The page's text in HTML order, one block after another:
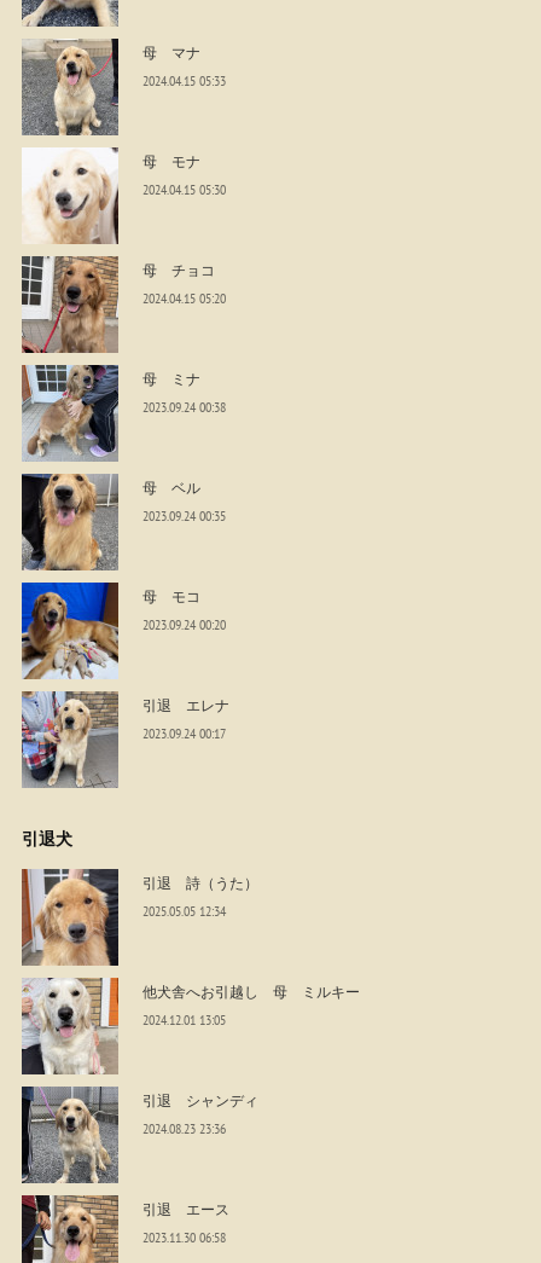
母 マナ
2024.04.15 05:33
母 モナ
2024.04.15 05:30
母 チョコ
2024.04.15 05:20
母 ミナ
2023.09.24 00:38
母 ベル
2023.09.24 00:35
母 モコ
2023.09.24 00:20
引退 エレナ
2023.09.24 00:17
引退犬
引退 詩（うた）
2025.05.05 12:34
他犬舎へお引越し 母 ミルキー
2024.12.01 13:05
引退 シャンディ
2024.08.23 23:36
引退 エース
2023.11.30 06:58